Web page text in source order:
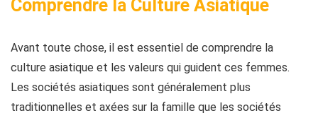
Comprendre la Culture Asiatique
Avant toute chose, il est essentiel de comprendre la
culture asiatique et les valeurs qui guident ces femmes.
Les sociétés asiatiques sont généralement plus
traditionnelles et axées sur la famille que les sociétés